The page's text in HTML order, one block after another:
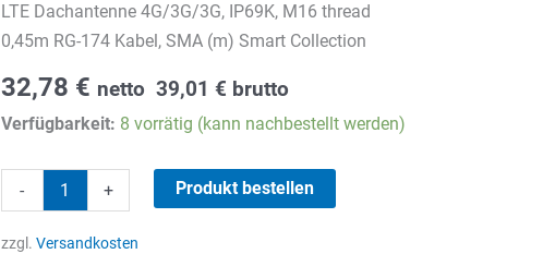
LTE Dachantenne 4G/3G/3G, IP69K, M16 thread
0,45m RG-174 Kabel, SMA (m) Smart Collection
32,78 € netto 39,01 € brutto
Verfügbarkeit: 8 vorrätig (kann nachbestellt werden)
-
Dachantenne
Menge
+ Produkt bestellen
zzgl. Versandkosten